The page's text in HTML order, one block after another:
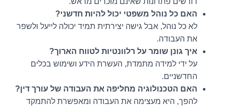
האם כל נוהל משפטי יכול להיות חדשני?
לא כל נוהל, אבל גישה יצירתית תמיד יכולה לייעל ולשפר
את העבודה.
איך גונן שומר על רלוונטיות לטווח הארוך?
על ידי למידה מתמדת, העשרת הידע ושימוש בכלים
החדשניים.
האם הטכנולוגיה מחליפה את העבודה של עורך דין?
להפך, היא מעצימה את העבודה ומאפשרת להתמקד